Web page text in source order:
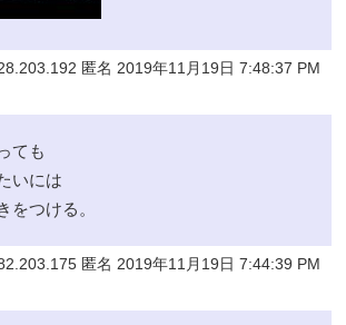
匿名 2019年11月19日 7:48:37 PM
ても
いには
をつける。
匿名 2019年11月19日 7:44:39 PM